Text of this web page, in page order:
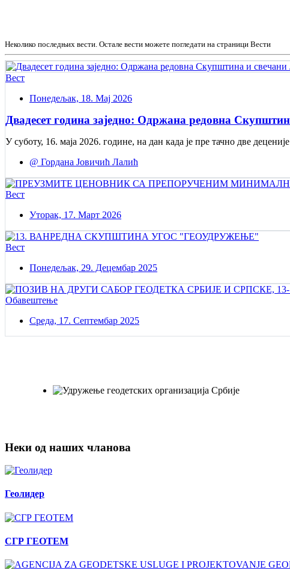
Неколико последњих вести. Остале вести можете погледати на страници Вести
Вест
Понедељак, 18. Мај 2026
Двадесет година заједно: Одржана редовна
У суботу, 16. маја 2026. године, на дан када је пре тачно две
@ Гордана Јовичић Лалић
Вест
Уторак, 17. Март 2026
Вест
Понедељак, 29. Децембар 2025
Обавештење
Среда, 17. Септембар 2025
Неки од наших чланова
Геолидер
СГР ГЕОТЕМ